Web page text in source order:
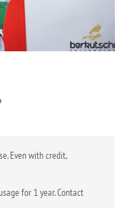
Even with credit,
for 1 year. Contact